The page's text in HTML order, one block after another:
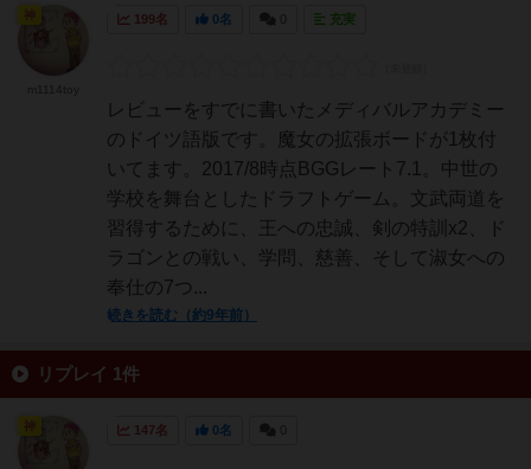
199名 0名 充実
レビューをすでに書いたメディバルアカデミー
のドイツ語版です。魔女の拡張ボードが1枚付
いてます。2017/8時点BGGレート7.1。中世の
学校を舞台としたドラフトゲーム。文武両道を
習得するために、王への忠誠、剣の特訓x2、ド
ラゴンとの戦い、学問、慈善、そして淑女への
奉仕の7つ...
続きを読む（約9年前）
リプレイ 1件
147名 0名